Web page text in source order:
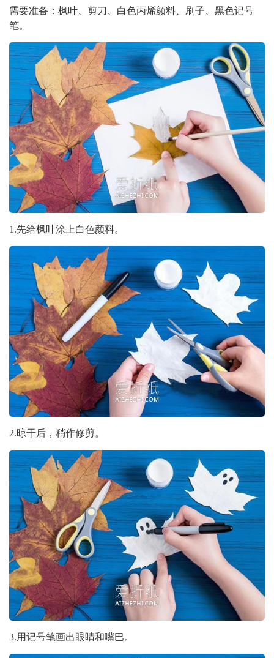
需要准备：枫叶、剪刀、白色丙烯颜料、刷子、黑色记号
笔。
1.先给枫叶涂上白色颜料。
2.晾干后，稍作修剪。
3.用记号笔画出眼睛和嘴巴。